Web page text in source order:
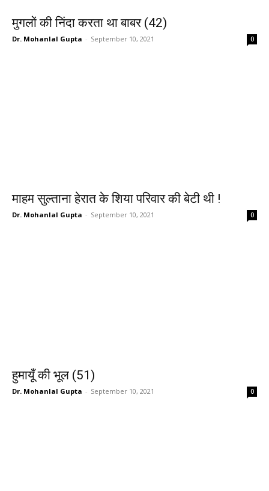
मुगलों की निंदा करता था बाबर (42)
Dr. Mohanlal Gupta - September 10, 2021 0
माहम सुल्ताना हेरात के शिया परिवार की बेटी थी !
Dr. Mohanlal Gupta - September 10, 2021 0
हुमायूँ की भूल (51)
Dr. Mohanlal Gupta - September 10, 2021 0